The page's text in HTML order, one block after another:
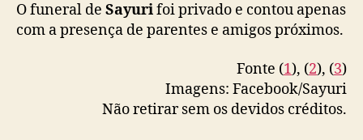
O funeral de Sayurifoi privado e contou apenas
com a presença de parentes e amigos próximos.
Fonte (1), (2), (3)
Imagens: Facebook/Sayuri
Não retirar sem os devidos créditos.